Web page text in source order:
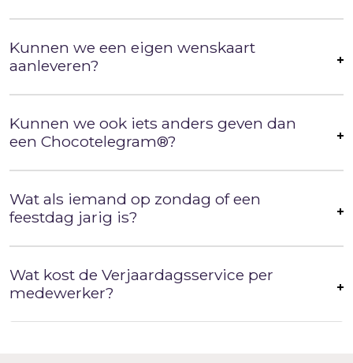
Kunnen we een eigen wenskaart
aanleveren?
Kunnen we ook iets anders geven dan
een Chocotelegram®?
Wat als iemand op zondag of een
feestdag jarig is?
Wat kost de Verjaardagsservice per
medewerker?